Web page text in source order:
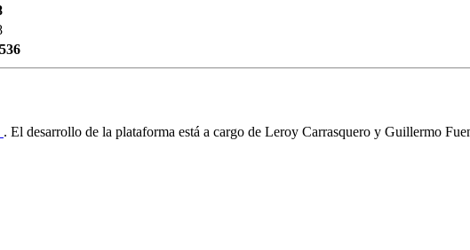
. El desarrollo de la plataforma está a cargo de Leroy Carrasquero y Guillermo